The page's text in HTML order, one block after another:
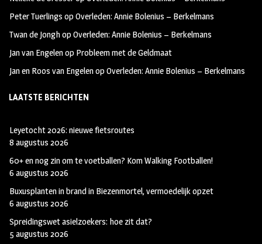
k
m
Peter Tuerlings opOverleden: Annie Bolenius – Berkelmans
Twan de JonghopOverleden: Annie Bolenius – Berkelmans
Jan van Engelenop Probleem met de Geldmaat
Jan en Roos van EngelenopOverleden: Annie Bolenius – Berkelmans
LAATSTE BERICHTEN
Leyetocht 2026: nieuwe fietsroutes
8 augustus 2026
60+ en nog zin om te voetballen? Kom Walking Footballen!
6 augustus 2026
Buxusplanten in brand in Biezenmortel, vermoedelijk opzet
6 augustus 2026
Spreidingswet asielzoekers: hoe zit dat?
5 augustus 2026